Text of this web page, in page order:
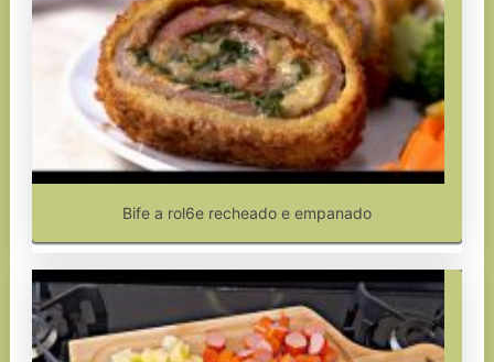
Bife a rol6e recheado e empanado